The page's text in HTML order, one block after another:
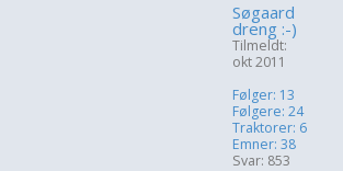
Søgaard
dreng :-)
Tilmeldt:
okt 2011
Følger: 13
Følgere: 24
Traktorer: 6
Emner: 38
Svar: 853